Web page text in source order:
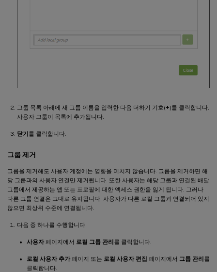
그룹 목록 아래에 새 그룹 이름을 입력한 다음 더하기 기호(+)를 클릭합니다.
사용자 그룹이 목록에 추가됩니다.
닫기를 클릭합니다.
그룹 제거
그룹을 제거해도 사용자 계정에는 영향을 미치지 않습니다. 그룹을 제거하면 해
당 그룹과의 사용자 연결만 제거됩니다. 또한 사용자는 해당 그룹과 연결된 배달
그룹에서 제공하는 앱 또는 프로필에 대한 액세스 권한을 잃게 됩니다. 그러나
다른 그룹 연결은 그대로 유지됩니다. 사용자가 다른 로컬 그룹과 연결되어 있지
않으면 최상위 수준에 연결됩니다.
다음 중 하나를 수행합니다.
사용자 페이지에서 로컬 그룹 관리를 클릭합니다.
로컬 사용자 추가 페이지 또는 로컬 사용자 편집 페이지에서 그룹 관리를
클릭합니다.